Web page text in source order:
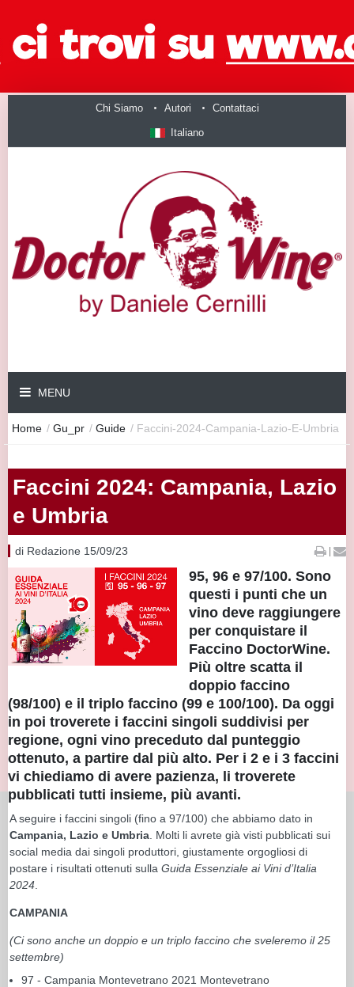
Chi Siamo Autori Contattaci
Italiano
MENU
Home / Gu_pr / Guide / Faccini-2024-Campania-Lazio-E-Umbria
Faccini 2024: Campania, Lazio
e Umbria
di Redazione 15/09/23 |
95, 96 e 97/100. Sono
questi i punti che un
vino deve raggiungere
per conquistare il
Faccino DoctorWine.
Più oltre scatta il
doppio faccino
(98/100) e il triplo faccino (99 e 100/100). Da oggi
in poi troverete i faccini singoli suddivisi per
regione, ogni vino preceduto dal punteggio
ottenuto, a partire dal più alto. Per i 2 e i 3 faccini
vi chiediamo di avere pazienza, li troverete
pubblicati tutti insieme, più avanti.
A seguire i faccini singoli (fino a 97/100) che abbiamo dato in
Campania, Lazio e Umbria . Molti li avrete già visti pubblicati sui
social media dai singoli produttori, giustamente orgogliosi di
postare i risultati ottenuti sulla Guida Essenziale ai Vini d’Italia
2024
CAMPANIA
(Ci sono anche un doppio e un triplo faccino che sveleremo il 25
settembre)
97 - Campania Montevetrano 2021 Montevetrano